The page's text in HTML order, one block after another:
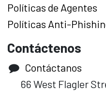
Políticas de Agentes
Políticas Anti-
Contáctenos
Contáctanos
66 West Flagler